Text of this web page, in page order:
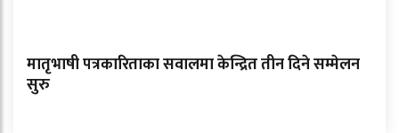
मातृभाषी पत्रकारिताका सवालमा केन्द्रित तीन दिने सम्मेलन
सुरु